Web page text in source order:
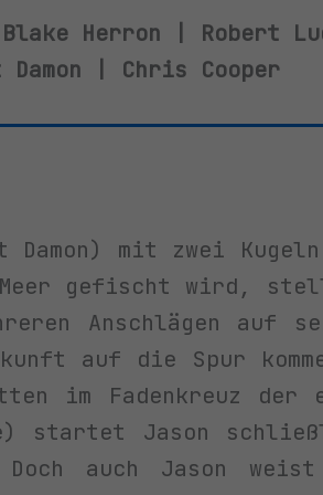
Herron | Robert
| Chris Cooper
mit zwei
gefischt wird,
Anschlägen auf
auf die Spur
im Fadenkreuz der
startet Jason
auch Jason